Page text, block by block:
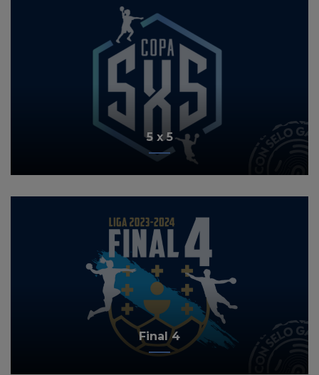
5 x 5
Final 4